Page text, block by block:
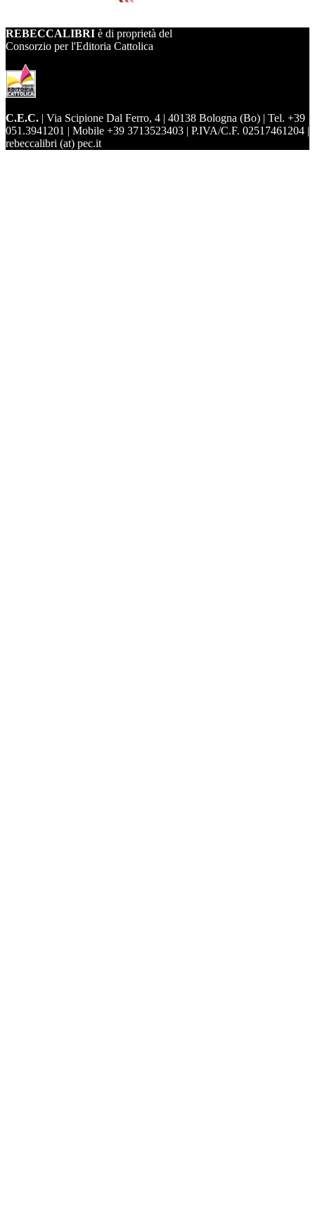
REBECCALIBRI è di proprietà del
Consorzio per l'Editoria Cattolica
C.E.C. | Via Scipione Dal Ferro, 4 | 40138 Bologna (Bo) | Tel. +39
051.3941201 | Mobile +39 3713523403 | P.IVA/C.F. 02517461204 |
rebeccalibri (at) pec.it